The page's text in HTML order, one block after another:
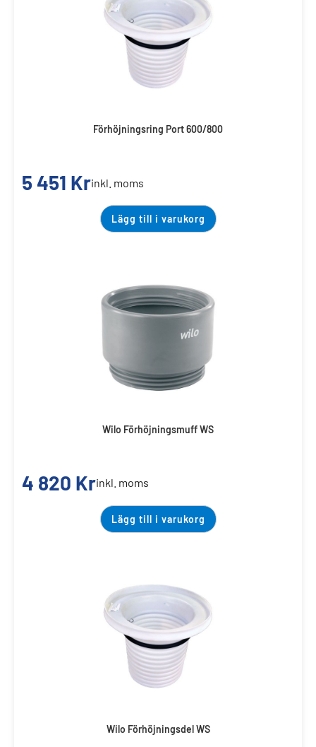
Förhöjningsring Port 600/800
5 451 Krinkl. moms
Lägg till i varukorg
Wilo Förhöjningsmuff WS
4 820 Krinkl. moms
Lägg till i varukorg
Wilo Förhöjningsdel WS